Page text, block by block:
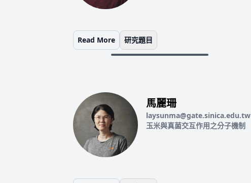
Read More 研究題目
馬麗珊
laysunma@gate.sinica.edu.tw
玉米與真菌交互作用之分子機制